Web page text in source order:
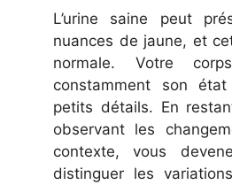
L’urine saine peut
nuances de jaune, et
normale. Votre
constamment son
petits détails. En
observant les
contexte, vous
distinguer les